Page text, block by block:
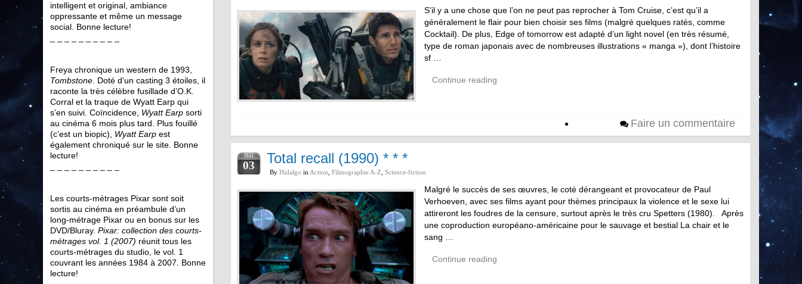
S’il y a une chose que l’on ne peut pas reprocher à Tom Cruise, c’est qu’il a
généralement le flair pour bien choisir ses films (malgré quelques ratés, comme
Cocktail). De plus, Edge of tomorrow est adapté d’un light novel (en très résumé,
type de roman japonais avec de nombreuses illustrations « manga »), dont l’histoire
sf …
Continue reading
Faire un commentaire
MAI
03 Total recall (1990) * * *
By Hidalgo in Action Filmographie A-Z Science-fiction
Malgré le succès de ses œuvres, le coté dérangeant et provocateur de Paul
Verhoeven, avec ses films ayant pour thèmes principaux la violence et le sexe lui
attireront les foudres de la censure, surtout après le très cru Spetters (1980). Après
une coproduction européano-américaine pour le sauvage et bestial La chair et le
sang …
Continue reading
intelligent et original, ambiance
oppressante et même un message
social. Bonne lecture!
Freya chronique un western de 1993,
Tombstone . Doté d’un casting 3 étoiles, il
raconte la très célèbre fusillade d’O.K.
Corral et la traque de Wyatt Earp qui
s’en suivi. Coïncidence, Wyatt Earp sorti
au cinéma 6 mois plus tard. Plus fouillé
(c’est un biopic), Wyatt Earp est
également chroniqué sur le site. Bonne
lecture!
Les courts-métrages Pixar sont soit
sortis au cinéma en préambule d’un
long-métrage Pixar ou en bonus sur les
DVD/Bluray. Pixar: collection des courts-
métrages vol. 1 (2007) réunit tous les
courts-métrages du studio, le vol. 1
couvrant les années 1984 à 2007. Bonne
lecture!